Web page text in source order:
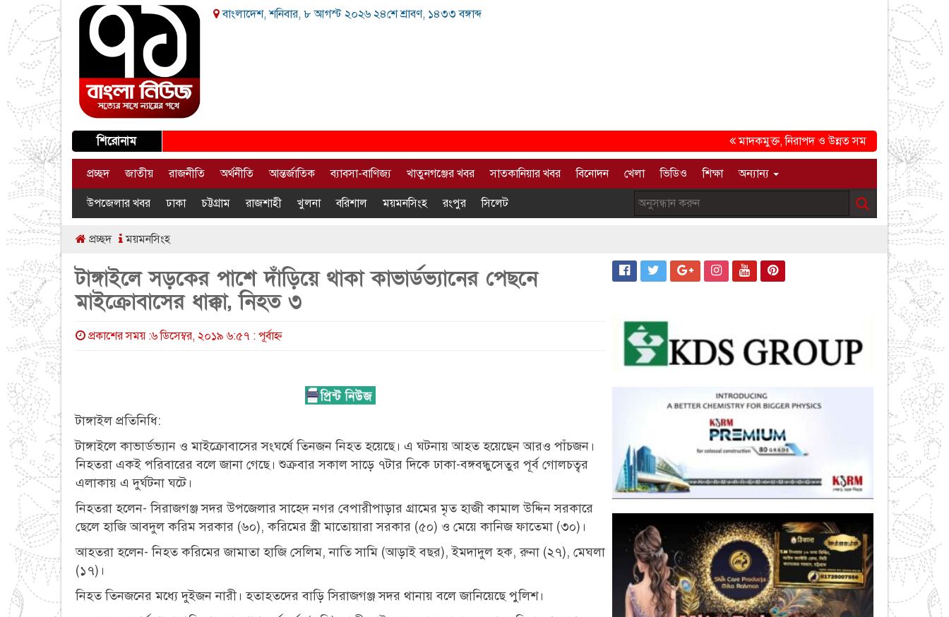
বাংলাদেশ, শনিবার, ৮ আগস্ট ২০২৬ ২৪শে শ্রাবণ, ১৪৩৩ বঙ্গাব্দ
শিরোনাম মাদকমুক্ত, নিরাপদ ও উন্নত সমাজ গড়ার প্রত্যয়ে
প্রচ্ছদ জাতীয় রাজনীতি অর্থনীতি আন্তর্জাতিক ব্যাবসা-বাণিজ্য খাতুনগঞ্জের খবর সাতকানিয়ার খবর বিনোদন খেলা ভিডিও শিক্ষা অন্যান্য
উপজেলার খবর ঢাকা চট্টগ্রাম রাজশাহী খুলনা বরিশাল ময়মনসিংহ রংপুর সিলেট
প্রচ্ছদ ময়মনসিংহ
টাঙ্গাইলে সড়কের পাশে দাঁড়িয়ে থাকা কাভার্ডভ্যানের পেছনে
মাইক্রোবাসের ধাক্কা, নিহত ৩
প্রকাশের সময় :৬ ডিসেম্বর, ২০১৯ ৬:৫৭ : পূর্বাহ্ণ
টাঙ্গাইল প্রতিনিধি:
টাঙ্গাইলে কাভার্ডভ্যান ও মাইক্রোবাসের সংঘর্ষে তিনজন নিহত হয়েছে। এ ঘটনায় আহত হয়েছেন আরও পাঁচজন।
নিহতরা একই পরিবারের বলে জানা গেছে। শুক্রবার সকাল সাড়ে ৭টার দিকে ঢাকা-বঙ্গবন্ধুসেতুর পূর্ব গোলচত্বর
এলাকায় এ দুর্ঘটনা ঘটে।
নিহতরা হলেন- সিরাজগঞ্জ সদর উপজেলার সাহেদ নগর বেপারীপাড়ার গ্রামের মৃত হাজী কামাল উদ্দিন সরকারে
ছেলে হাজি আবদুল করিম সরকার (৬০), করিমের স্ত্রী মাতোয়ারা সরকার (৫০) ও মেয়ে কানিজ ফাতেমা (৩০)।
আহতরা হলেন- নিহত করিমের জামাতা হাজি সেলিম, নাতি সামি (আড়াই বছর), ইমদাদুল হক, রুনা (২৭), মেঘলা
(১৭)।
নিহত তিনজনের মধ্যে দুইজন নারী। হতাহতদের বাড়ি সিরাজগঞ্জ সদর থানায় বলে জানিয়েছে পুলিশ।